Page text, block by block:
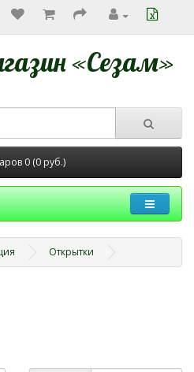
«Сезам»
0 (0 руб.)
Открытки